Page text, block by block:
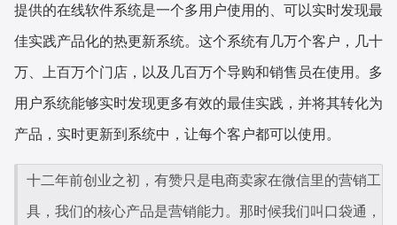
私域课程 新零售内参
增长俱乐部
商家社区 社群交流
提供的在线软件系统是一个多用户使用的、可以实时发现最
佳实践产品化的热更新系统。这个系统有几万个客户，几十
万、上百万个门店，以及几百万个导购和销售员在使用。多
用户系统能够实时发现更多有效的最佳实践，并将其转化为
产品，实时更新到系统中，让每个客户都可以使用。
十二年前创业之初，有赞只是电商卖家在微信里的营销工
具，我们的核心产品是营销能力。那时候我们叫口袋通，